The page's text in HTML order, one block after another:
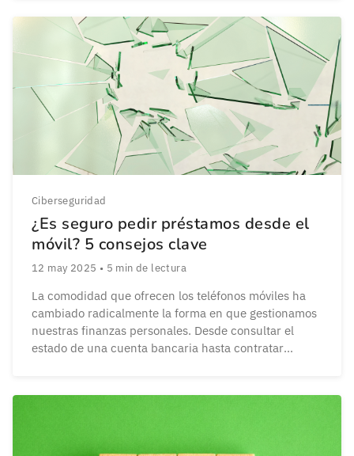
ciberdelincuentes que lanzan campañas de fraude
digital mediante apps falsas […]
Ciberseguridad
¿Es seguro pedir préstamos desde el
móvil? 5 consejos clave
12 may 2025 • 5 min de lectura
La comodidad que ofrecen los teléfonos móviles ha
cambiado radicalmente la forma en que gestionamos
nuestras finanzas personales. Desde consultar el
estado de una cuenta bancaria hasta contratar
excepción. Cada vez más personas optan […]